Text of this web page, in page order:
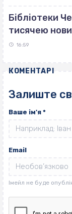
Бібліотеки
тисячею
16:59
КОМЕНТАРІ
Залиште
Ваше ім'я *
Email